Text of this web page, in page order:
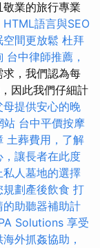
業的旅行專業
HTML語言與SEO
間更放鬆 杜拜
台中律師推薦，
，我們認為每
因此我們仔細計
提供安心的晚
站 台中平價按摩
土葬費用，了解
，讓長者在此度
人墓地的選擇
劃產後飲食 打
助聽器補助計
Solutions 享受
外抓姦協助，